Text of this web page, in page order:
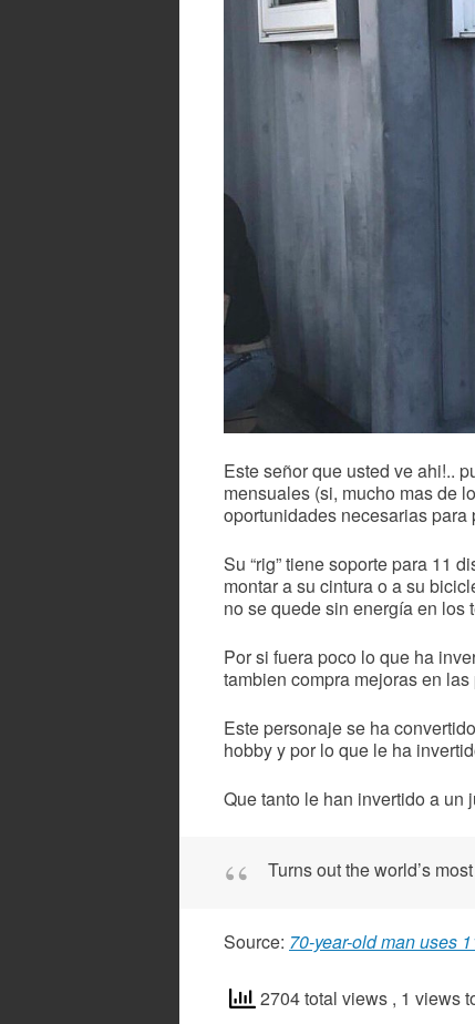
Este señor que usted ve ahi!..
mensuales (si, mucho mas de
oportunidades necesarias
Su “rig” tiene soporte para 11
montar a su cintura o a su
no se quede sin energía en los
Por si fuera poco lo que ha
tambien compra mejoras en las
Este personaje se ha
hobby y por lo que le ha
Que tanto le han invertido a un
Turns out the world’s
Source: 70-year-old man uses
2704 total views , 1 views